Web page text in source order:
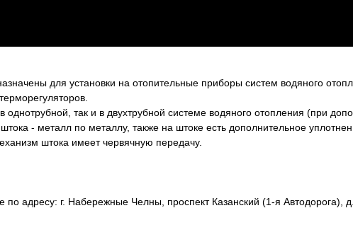
для установки на отопительные приборы систем водяного
так и в двухтрубной системе водяного отопления (при
- металл по металлу, также на штоке есть дополнительное
штока имеет червячную передачу.
по адресу: г. Набережные Челны, проспект Казанский (1-я Автодорога),